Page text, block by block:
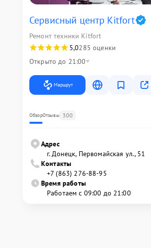
Сервисный центр Kitfort
Ремонт техники Kitfort
5,0285 оценки
Открыто до 21:00
Маршрут
ОбзорОтзывы 300
Адрес
г. Донецк, Первомайская ул., 51
Контакты
+7 (863) 276-88-95
Время работы
Работаем с 09:00 до 21:00